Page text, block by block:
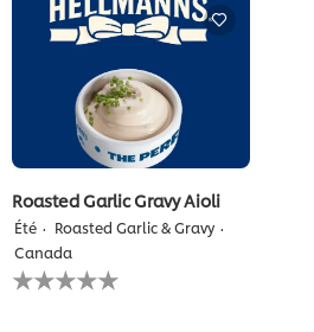
Roasted Garlic Gravy Aioli
Été
Roasted Garlic & Gravy
Canada
Aucune
évaluation